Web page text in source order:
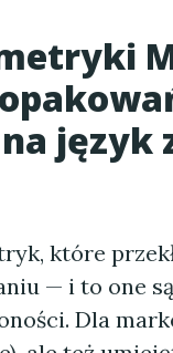
język
które
— i to one
Dla